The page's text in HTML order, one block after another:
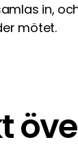
in,
mötet.